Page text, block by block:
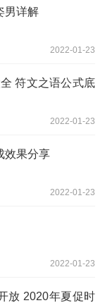
男详解
2022-01-23
符文之语公式底
2022-01-23
效果分享
2022-01-23
2022-01-23
放 2020年夏促时